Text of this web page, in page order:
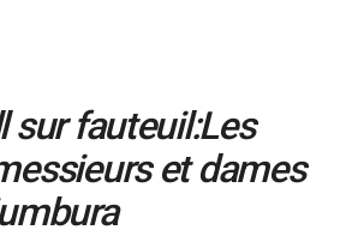
sur fauteuil:Les
et dames